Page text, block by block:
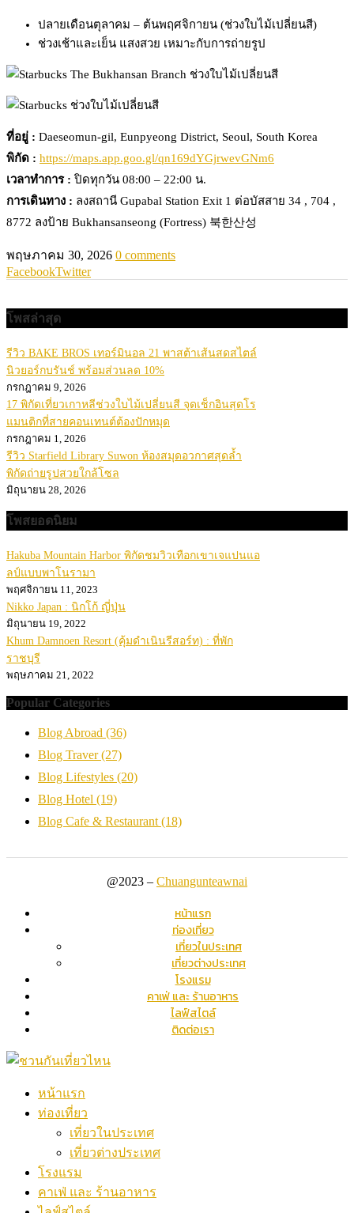
ปลายเดือนตุลาคม – ต้นพฤศจิกายน (ช่วงใบไม้เปลี่ยนสี)
ช่วงเช้าและเย็น แสงสวย เหมาะกับการถ่ายรูป
ที่อยู่ : Daeseomun-gil, Eunpyeong District, Seoul, South Korea
พิกัด : https://maps.app.goo.gl/qn169dYGjrwevGNm6
เวลาทำการ : ปิดทุกวัน 08:00 – 22:00 น.
การเดินทาง : ลงสถานี Gupabal Station Exit 1 ต่อบัสสาย 34 , 704 ,
8772 ลงป้าย Bukhansanseong (Fortress) 북한산성
พฤษภาคม 30, 2026 0 comments
FacebookTwitter
โพสล่าสุด
รีวิว BAKE BROS เทอร์มินอล 21 พาสต้าเส้นสดสไตล์
นิวยอร์กบรันช์ พร้อมส่วนลด 10%
กรกฎาคม 9, 2026
17 พิกัดเที่ยวเกาหลีช่วงใบไม้เปลี่ยนสี จุดเช็กอินสุดโร
แมนติกที่สายคอนเทนต์ต้องปักหมุด
กรกฎาคม 1, 2026
รีวิว Starfield Library Suwon ห้องสมุดอวกาศสุดล้ำ
พิกัดถ่ายรูปสวยใกล้โซล
มิถุนายน 28, 2026
โพสยอดนิยม
Hakuba Mountain Harbor พิกัดชมวิวเทือกเขาเจแปนแอ
ลป์แบบพาโนรามา
พฤศจิกายน 11, 2023
Nikko Japan : นิกโก้ ญี่ปุ่น
มิถุนายน 19, 2022
Khum Damnoen Resort (คุ้มดำเนินรีสอร์ท) : ที่พัก
ราชบุรี
พฤษภาคม 21, 2022
Popular Categories
Blog Abroad (36)
Blog Traver(27)
Blog Lifestyles (20)
Blog Hotel (19)
Blog Cafe & Restaurant (18)
@2023 – Chuangunteawnai
หน้าแรก
ท่องเที่ยว
เที่ยวในประเทศ
เที่ยวต่างประเทศ
โรงแรม
คาเฟ่ และ ร้านอาหาร
ไลฟ์สไตล์
ติดต่อเรา
หน้าแรก
ท่องเที่ยว
เที่ยวในประเทศ
เที่ยวต่างประเทศ
โรงแรม
คาเฟ่ และ ร้านอาหาร